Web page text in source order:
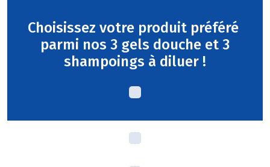
Choisissez votre produit préféré
parmi nos 3 gels douche et 3
shampoings à diluer !